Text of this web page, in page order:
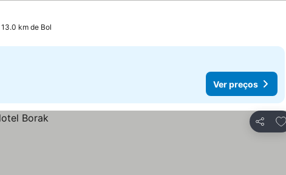
km de Bol
Ver preços